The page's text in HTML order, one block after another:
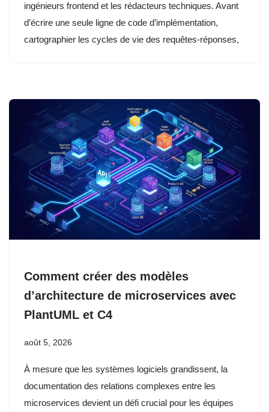
ingénieurs frontend et les rédacteurs techniques. Avant
d’écrire une seule ligne de code d’implémentation,
cartographier les cycles de vie des requêtes-réponses,
Comment créer des modèles
d’architecture de microservices avec
PlantUML et C4
août 5, 2026
À mesure que les systèmes logiciels grandissent, la
documentation des relations complexes entre les
microservices devient un défi crucial pour les équipes